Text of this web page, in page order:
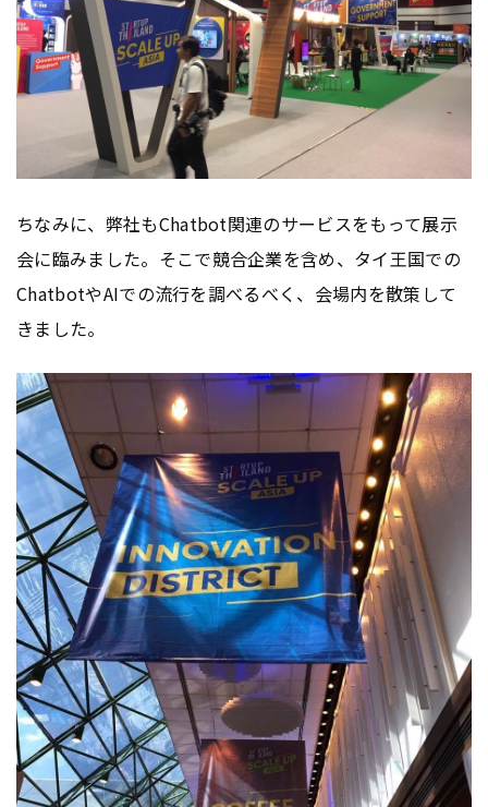
ちなみに、弊社もChatbot関連のサービスをもって展示
会に臨みました。そこで競合企業を含め、タイ王国での
ChatbotやAIでの流行を調べるべく、会場内を散策して
きました。